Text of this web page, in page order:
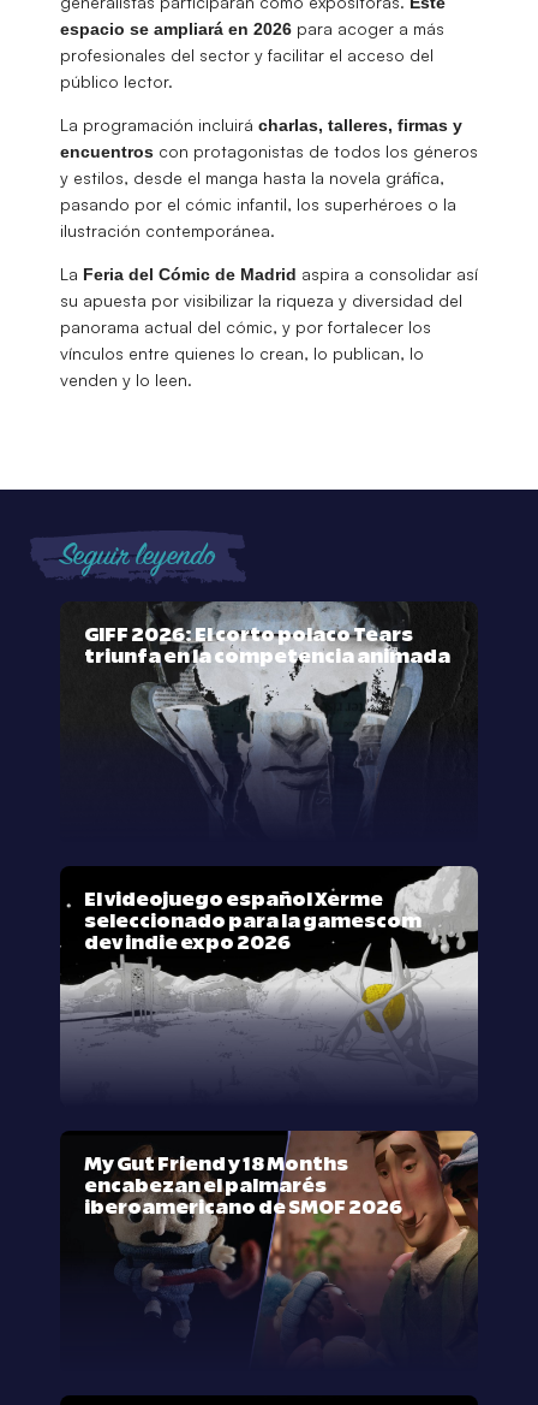
espacio se ampliará en 2026 para acoger a más
profesionales del sector y facilitar el acceso del
público lector.
La programación incluirá charlas, talleres, firmas y
encuentros con protagonistas de todos los géneros
y estilos, desde el manga hasta la novela gráfica,
pasando por el cómic infantil, los superhéroes o la
ilustración contemporánea.
La Feria del Cómic de Madrid aspira a consolidar así
su apuesta por visibilizar la riqueza y diversidad del
panorama actual del cómic, y por fortalecer los
vínculos entre quienes lo crean, lo publican, lo
venden y lo leen.
Seguir leyendo
GIFF 2026: El corto polaco Tears
triunfa en la competencia animada
El videojuego español Xerme
seleccionado para la gamescom
dev indie expo 2026
My Gut Friend y 18 Months
encabezan el palmarés
iberoamericano de SMOF 2026